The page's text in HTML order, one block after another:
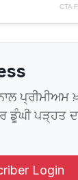
ਪ੍ਰੀਮੀਅਮ
ਡੂੰਘੀ ਪੜ੍ਹਤ
Login